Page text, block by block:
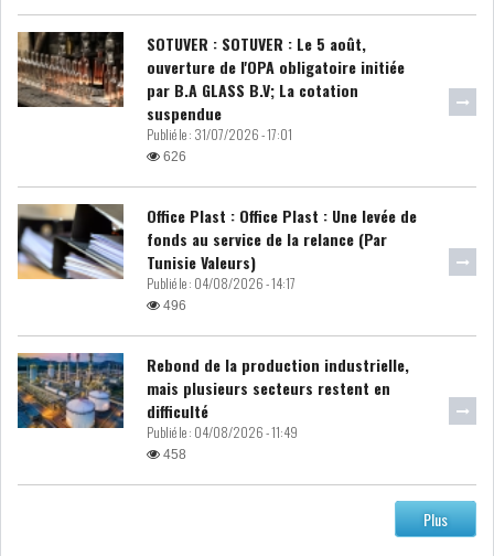
SOTUVER : SOTUVER : Le 5 août,
ouverture de l'OPA obligatoire initiée
par B.A GLASS B.V; La cotation
suspendue
Publié le : 31/07/2026 - 17:01
626
Office Plast : Office Plast : Une levée de
fonds au service de la relance (Par
Tunisie Valeurs)
Publié le : 04/08/2026 - 14:17
496
Rebond de la production industrielle,
mais plusieurs secteurs restent en
difficulté
Publié le : 04/08/2026 - 11:49
458
Plus